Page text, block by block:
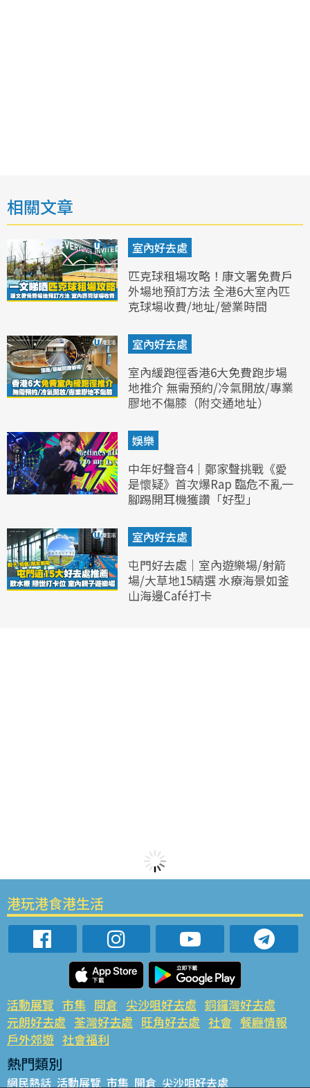
相關文章
室內好去處
匹克球租場攻略！康文署免費戶
外場地預訂方法 全港6大室內匹
克球場收費/地址/營業時間
室內好去處
室內緩跑徑香港6大免費跑步場
地推介 無需預約/冷氣開放/專業
膠地不傷膝（附交通地址）
娛樂
中年好聲音4｜鄭家聲挑戰《愛
是懷疑》首次爆Rap 臨危不亂一
腳踢開耳機獲讚「好型」
室內好去處
屯門好去處｜室內遊樂場/射箭
場/大草地15精選 水療海景如釜
山海邊Café打卡
港玩港食港生活
活動展覽 市集 開倉 尖沙咀好去處 銅鑼灣好去處
元朗好去處 荃灣好去處 旺角好去處 社會 餐廳情報
戶外郊遊 社會福利
熱門類別
網民熱話 活動展覽 市集 開倉 尖沙咀好去處